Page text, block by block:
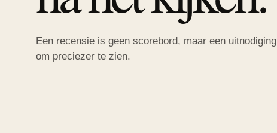
Een recensie is geen scorebord, maar een uitnodiging
om preciezer te zien.